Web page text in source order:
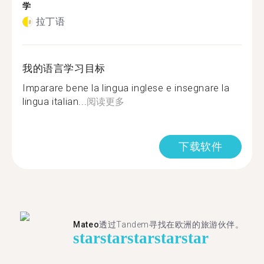
学
拉丁语
我的语言学习目标
Imparare bene la lingua inglese e insegnare la
lingua italian...阅读更多
下载软件
Mateo透过Tandem寻找在欧洲的旅游伙伴。
starstarstarstarstar